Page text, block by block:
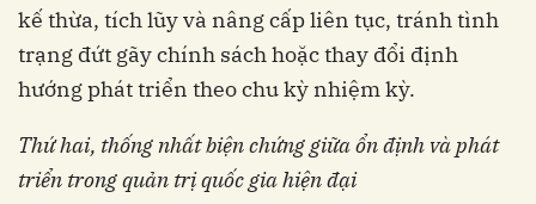
kế thừa, tích lũy và nâng cấp liên tục, tránh tình
trạng đứt gãy chính sách hoặc thay đổi định
hướng phát triển theo chu kỳ nhiệm kỳ.
Thứ hai, thống nhất biện chứng giữa ổn định và phát
triển trong quản trị quốc gia hiện đại